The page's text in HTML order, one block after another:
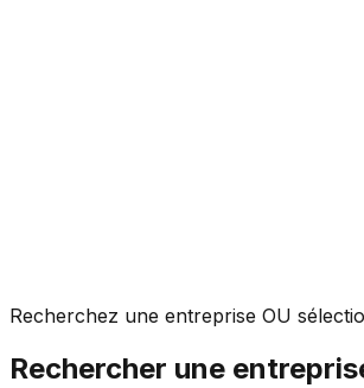
Recherchez une entreprise OU
Rechercher une